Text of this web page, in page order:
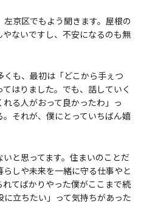
京区でもよう聞きます。屋根の
ないですし、不安になるのも無
も、最初は「どこから手ぇつ
はりました。でも、話していく
る人がおって良かったわ」っ
それが、僕にとっていちばん嬉
と思ってます。住まいのことだ
しや未来を一緒に守る仕事やと
てばかりやった僕がここまで続
立ちたい」って気持ちがあった